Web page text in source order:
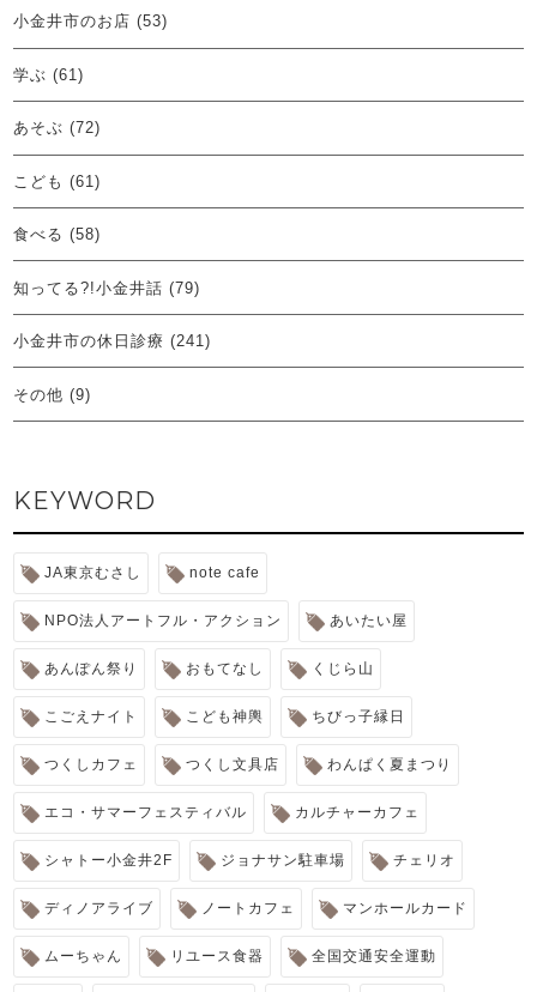
小金井市のお店 (53)
学ぶ (61)
あそぶ (72)
こども (61)
食べる (58)
知ってる?!小金井話 (79)
小金井市の休日診療 (241)
その他 (9)
KEYWORD
JA東京むさし note cafe
NPO法人アートフル・アクション あいたい屋
あんぽん祭り おもてなし くじら山
こごえナイト こども神輿 ちびっ子縁日
つくしカフェ つくし文具店 わんぱく夏まつり
エコ・サマーフェスティバル カルチャーカフェ
シャトー小金井2F ジョナサン駐車場 チェリオ
ディノアライブ ノートカフェ マンホールカード
ムーちゃん リユース食器 全国交通安全運動